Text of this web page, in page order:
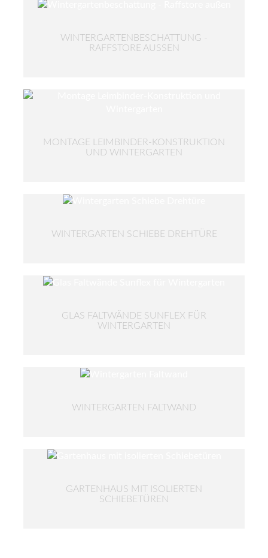
WINTERGARTENBESCHATTUNG -
RAFFSTORE AUSSEN
MONTAGE LEIMBINDER-KONSTRUKTION
UND WINTERGARTEN
WINTERGARTEN SCHIEBE DREHTÜRE
GLAS FALTWÄNDE SUNFLEX FÜR
WINTERGARTEN
WINTERGARTEN FALTWAND
GARTENHAUS MIT ISOLIERTEN
SCHIEBETÜREN